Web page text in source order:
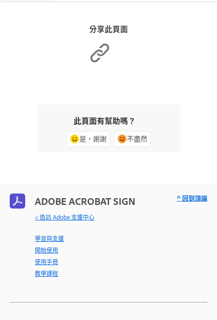
分享此頁面
此頁面有幫助嗎？
是，謝謝 不盡然
ADOBE ACROBAT SIGN
< 造訪 Adobe 支援中心
學習與支援
開始使用
使用手冊
教學課程
^ 回到頂端